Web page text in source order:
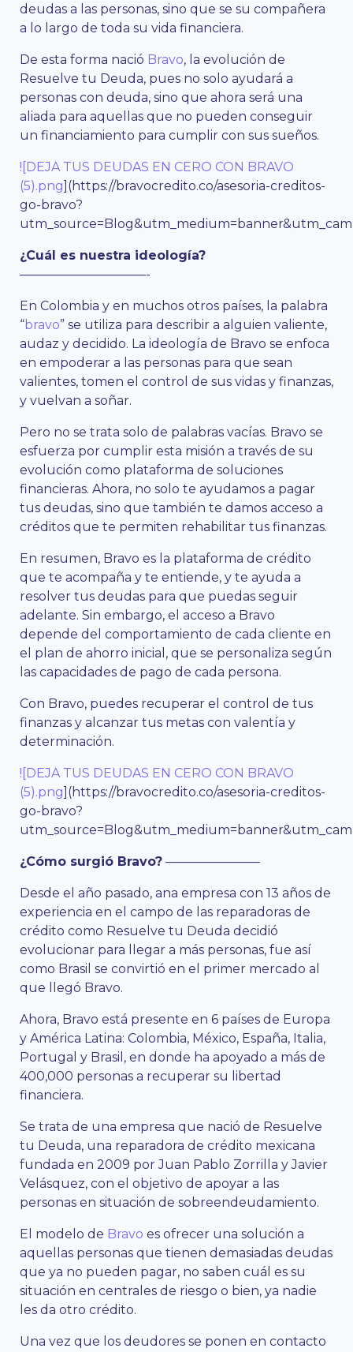
deudas a las personas, sino que se su compañera
a lo largo de toda su vida financiera.
De esta forma nació Bravo, la evolución de
Resuelve tu Deuda, pues no solo ayudará a
personas con deuda, sino que ahora será una
aliada para aquellas que no pueden conseguir
un financiamiento para cumplir con sus sueños.
![DEJA TUS DEUDAS EN CERO CON BRAVO
(5).png](https://bravocredito.co/asesoria-creditos-
go-bravo?
¿Cuál es nuestra ideología?
——————————-
En Colombia y en muchos otros países, la palabra
“bravo” se utiliza para describir a alguien valiente,
audaz y decidido. La ideología de Bravo se enfoca
en empoderar a las personas para que sean
valientes, tomen el control de sus vidas y finanzas,
y vuelvan a soñar.
Pero no se trata solo de palabras vacías. Bravo se
esfuerza por cumplir esta misión a través de su
evolución como plataforma de soluciones
financieras. Ahora, no solo te ayudamos a pagar
tus deudas, sino que también te damos acceso a
créditos que te permiten rehabilitar tus finanzas.
En resumen, Bravo es la plataforma de crédito
que te acompaña y te entiende, y te ayuda a
resolver tus deudas para que puedas seguir
adelante. Sin embargo, el acceso a Bravo
depende del comportamiento de cada cliente en
el plan de ahorro inicial, que se personaliza según
las capacidades de pago de cada persona.
Con Bravo, puedes recuperar el control de tus
finanzas y alcanzar tus metas con valentía y
determinación.
![DEJA TUS DEUDAS EN CERO CON BRAVO
(5).png](https://bravocredito.co/asesoria-creditos-
go-bravo?
¿Cómo surgió Bravo? ———————–
Desde el año pasado, ana empresa con 13 años de
experiencia en el campo de las reparadoras de
crédito como Resuelve tu Deuda decidió
evolucionar para llegar a más personas, fue así
como Brasil se convirtió en el primer mercado al
que llegó Bravo.
Ahora, Bravo está presente en 6 países de Europa
y América Latina: Colombia, México, España, Italia,
Portugal y Brasil, en donde ha apoyado a más de
400,000 personas a recuperar su libertad
financiera.
Se trata de una empresa que nació de Resuelve
tu Deuda, una reparadora de crédito mexicana
fundada en 2009 por Juan Pablo Zorrilla y Javier
Velásquez, con el objetivo de apoyar a las
personas en situación de sobreendeudamiento.
El modelo de Bravo es ofrecer una solución a
aquellas personas que tienen demasiadas deudas
que ya no pueden pagar, no saben cuál es su
situación en centrales de riesgo o bien, ya nadie
les da otro crédito.
Una vez que los deudores se ponen en contacto